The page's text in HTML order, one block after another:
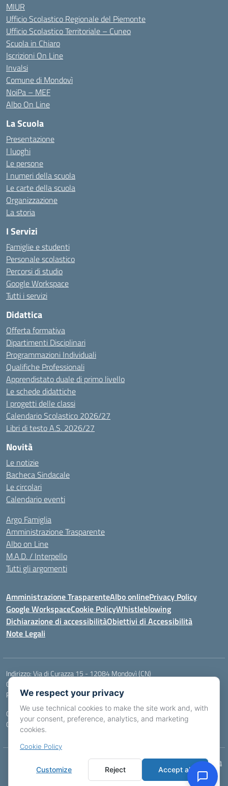
MIUR
Ufficio Scolastico Regionale del Piemonte
Ufficio Scolastico Territoriale – Cuneo
Scuola in Chiaro
Iscrizioni On Line
Invalsi
Comune di Mondovì
NoiPa – MEF
Albo On Line
La Scuola
Presentazione
I luoghi
Le persone
I numeri della scuola
Le carte della scuola
Organizzazione
La storia
I Servizi
Famiglie e studenti
Personale scolastico
Percorsi di studio
Google Workspace
Tutti i servizi
Didattica
Offerta formativa
Dipartimenti Disciplinari
Programmazioni Individuali
Qualifiche Professionali
Apprendistato duale di primo livello
Le schede didattiche
I progetti delle classi
Calendario Scolastico 2026/27
Libri di testo A.S. 2026/27
Novità
Le notizie
Bacheca Sindacale
Le circolari
Calendario eventi
Argo Famiglia
Amministrazione Trasparente
Albo on Line
M.A.D. / Interpello
Tutti gli argomenti
Amministrazione TrasparenteAlbo onlinePrivacy Policy
Google WorkspaceCookie PolicyWhistleblowing
Dichiarazione di accessibilitàObiettivi di Accessibilità
Note Legali
Indirizzo:Via di Curazza 15 - 12084 Mondovì (CN)
Centralino:
Posta elettronica certificata (PEC):cnis02900p@pec.istruzione.it
Codice fiscale: 84004970046
Codice meccanografico:CNIS02900P
Idea e progetto di Designers Italia
We respect your privacy
We use technical cookies to make the site work and, with
your consent, preference, analytics, and marketing
cookies.
Cookie Policy
Customize Reject Accept all